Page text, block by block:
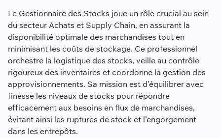
Le Gestionnaire des Stocks joue un rôle crucial au sein
du secteur Achats et Supply Chain, en assurant la
disponibilité optimale des marchandises tout en
minimisant les coûts de stockage. Ce professionnel
orchestre la logistique des stocks, veille au contrôle
rigoureux des inventaires et coordonne la gestion des
approvisionnements. Sa mission est d’équilibrer avec
finesse les niveaux de stocks pour répondre
efficacement aux besoins en flux de marchandises,
évitant ainsi les ruptures de stock et l’engorgement
dans les entrepôts.